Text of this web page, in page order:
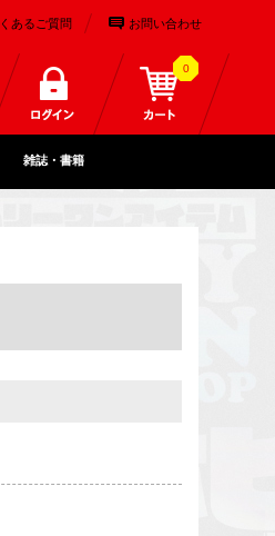
あるご質問 お問い合わせ
0
雑誌・書籍